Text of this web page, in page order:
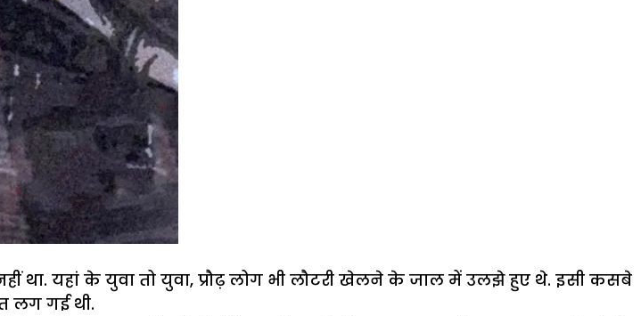
था. यहां के युवा तो युवा, प्रौढ़ लोग भी लौटरी खेलने के जाल में उलझे हुए थे. इसी कसबे
लग गई थी.